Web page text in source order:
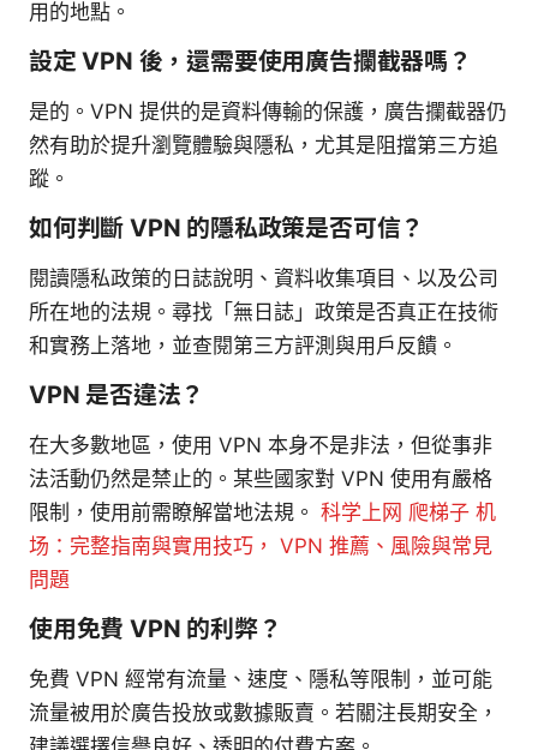
用的地點。
設定 VPN 後，還需要使用廣告攔截器嗎？
是的。VPN 提供的是資料傳輸的保護，廣告攔截器仍
然有助於提升瀏覽體驗與隱私，尤其是阻擋第三方追
蹤。
如何判斷 VPN 的隱私政策是否可信？
閱讀隱私政策的日誌說明、資料收集項目、以及公司
所在地的法規。尋找「無日誌」政策是否真正在技術
和實務上落地，並查閱第三方評測與用戶反饋。
VPN 是否違法？
在大多數地區，使用 VPN 本身不是非法，但從事非
法活動仍然是禁止的。某些國家對 VPN 使用有嚴格
限制，使用前需瞭解當地法規。 科学上网 爬梯子 机
场：完整指南與實用技巧， VPN 推薦、風險與常見
問題
使用免費 VPN 的利弊？
免費 VPN 經常有流量、速度、隱私等限制，並可能
流量被用於廣告投放或數據販賣。若關注長期安全，